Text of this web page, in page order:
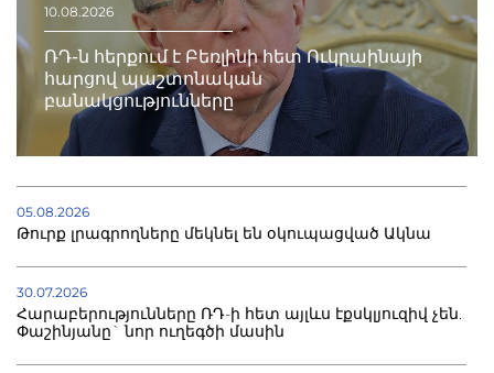
10.08.2026
ՌԴ-ն հերքում է Բեռլինի հետ Ուկրաինայի
հարցով պաշտոնական
բանակցությունները
05.08.2026
Թուրք լրագրողները մեկնել են օկուպացված Ակնա
30.07.2026
Հարաբերությունները ՌԴ-ի հետ այլևս էքսկլյուզիվ չեն.
Փաշինյանը` նոր ուղեգծի մասին